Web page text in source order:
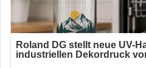
Roland DG stellt neue UV-
industriellen Dekordruck